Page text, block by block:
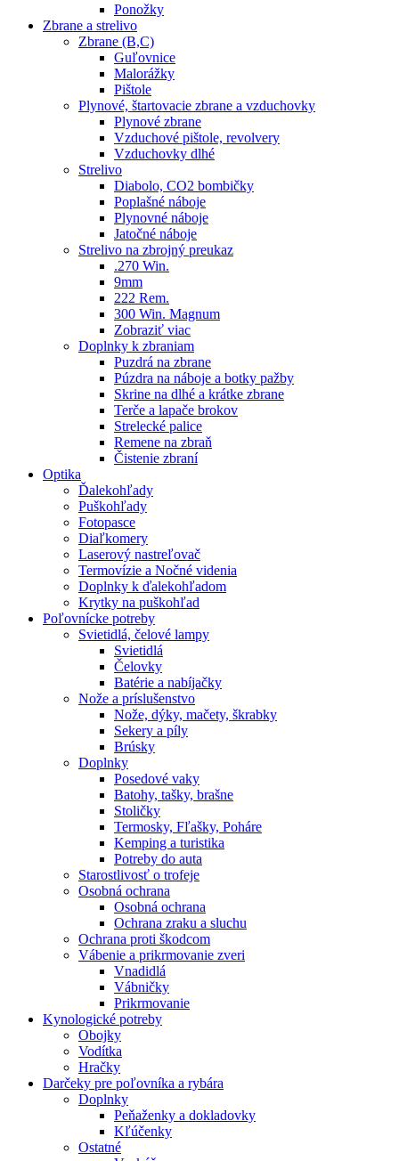
Ponožky
Zbrane a strelivo
Zbrane (B,C)
Guľovnice
Malorážky
Pištole
Plynové, štartovacie zbrane a vzduchovky
Plynové zbrane
Vzduchové pištole, revolvery
Vzduchovky dlhé
Strelivo
Diabolo, CO2 bombičky
Poplašné náboje
Plynovné náboje
Jatočné náboje
Strelivo na zbrojný preukaz
.270 Win.
9mm
222 Rem.
300 Win. Magnum
Zobraziť viac
Doplnky k zbraniam
Puzdrá na zbrane
Púzdra na náboje a botky pažby
Skrine na dlhé a krátke zbrane
Terče a lapače brokov
Strelecké palice
Remene na zbraň
Čistenie zbraní
Optika
Ďalekohľady
Puškohľady
Fotopasce
Diaľkomery
Laserový nastreľovač
Termovízie a Nočné videnia
Doplnky k ďalekohľadom
Krytky na puškohľad
Poľovnícke potreby
Svietidlá, čelové lampy
Svietidlá
Čelovky
Batérie a nabíjačky
Nože a príslušenstvo
Nože, dýky, mačety, škrabky
Sekery a píly
Brúsky
Doplnky
Posedové vaky
Batohy, tašky, brašne
Stoličky
Termosky, Fľašky, Poháre
Kemping a turistika
Potreby do auta
Starostlivosť o trofeje
Osobná ochrana
Osobná ochrana
Ochrana zraku a sluchu
Ochrana proti škodcom
Vábenie a prikrmovanie zveri
Vnadidlá
Vábničky
Prikrmovanie
Kynologické potreby
Obojky
Vodítka
Hračky
Darčeky pre poľovníka a rybára
Doplnky
Peňaženky a dokladovky
Kľúčenky
Ostatné